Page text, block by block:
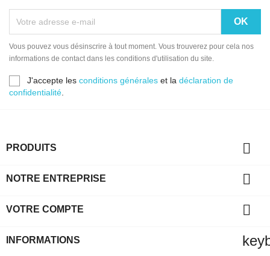
Vous pouvez vous désinscrire à tout moment. Vous trouverez pour cela nos
informations de contact dans les conditions d'utilisation du site.
J'accepte les conditions générales et la déclaration de
confidentialité.
PRODUITS 
NOTRE ENTREPRISE 
VOTRE COMPTE 
INFORMATIONS